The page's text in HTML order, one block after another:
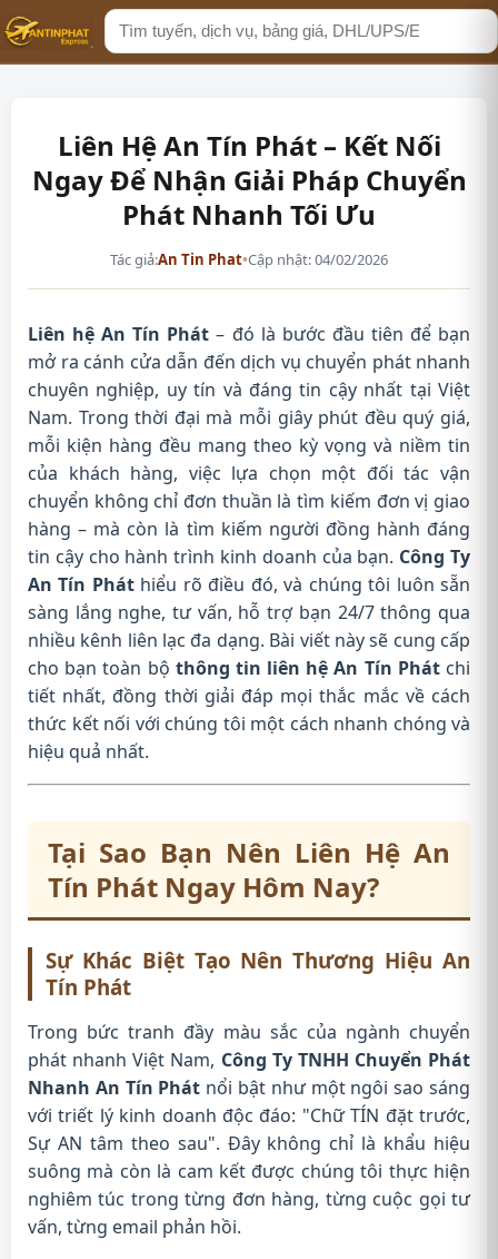
Tìm
kiếm
Liên Hệ An Tín Phát – Kết Nối
Ngay Để Nhận Giải Pháp Chuyển
Phát Nhanh Tối Ưu
Tác giả:An Tin Phat•Cập nhật: 04/02/2026
Liên hệ An Tín Phát – đó là bước đầu tiên để bạn
mở ra cánh cửa dẫn đến dịch vụ chuyển phát nhanh
chuyên nghiệp, uy tín và đáng tin cậy nhất tại Việt
Nam. Trong thời đại mà mỗi giây phút đều quý giá,
mỗi kiện hàng đều mang theo kỳ vọng và niềm tin
của khách hàng, việc lựa chọn một đối tác vận
chuyển không chỉ đơn thuần là tìm kiếm đơn vị giao
hàng – mà còn là tìm kiếm người đồng hành đáng
tin cậy cho hành trình kinh doanh của bạn. Công Ty
An Tín Pháthiểu rõ điều đó, và chúng tôi luôn sẵn
sàng lắng nghe, tư vấn, hỗ trợ bạn 24/7 thông qua
nhiều kênh liên lạc đa dạng. Bài viết này sẽ cung cấp
cho bạn toàn bộ thông tin liên hệ An Tín Phátchi
tiết nhất, đồng thời giải đáp mọi thắc mắc về cách
thức kết nối với chúng tôi một cách nhanh chóng và
hiệu quả nhất.
Tại Sao Bạn Nên Liên Hệ An
Tín Phát Ngay Hôm Nay?
Sự Khác Biệt Tạo Nên Thương Hiệu An
Tín Phát
Trong bức tranh đầy màu sắc của ngành chuyển
phát nhanh Việt Nam, Công Ty TNHH Chuyển Phát
Nhanh An Tín Phát nổi bật như một ngôi sao sáng
với triết lý kinh doanh độc đáo: "Chữ TÍN đặt trước,
Sự AN tâm theo sau". Đây không chỉ là khẩu hiệu
suông mà còn là cam kết được chúng tôi thực hiện
nghiêm túc trong từng đơn hàng, từng cuộc gọi tư
vấn, từng email phản hồi.